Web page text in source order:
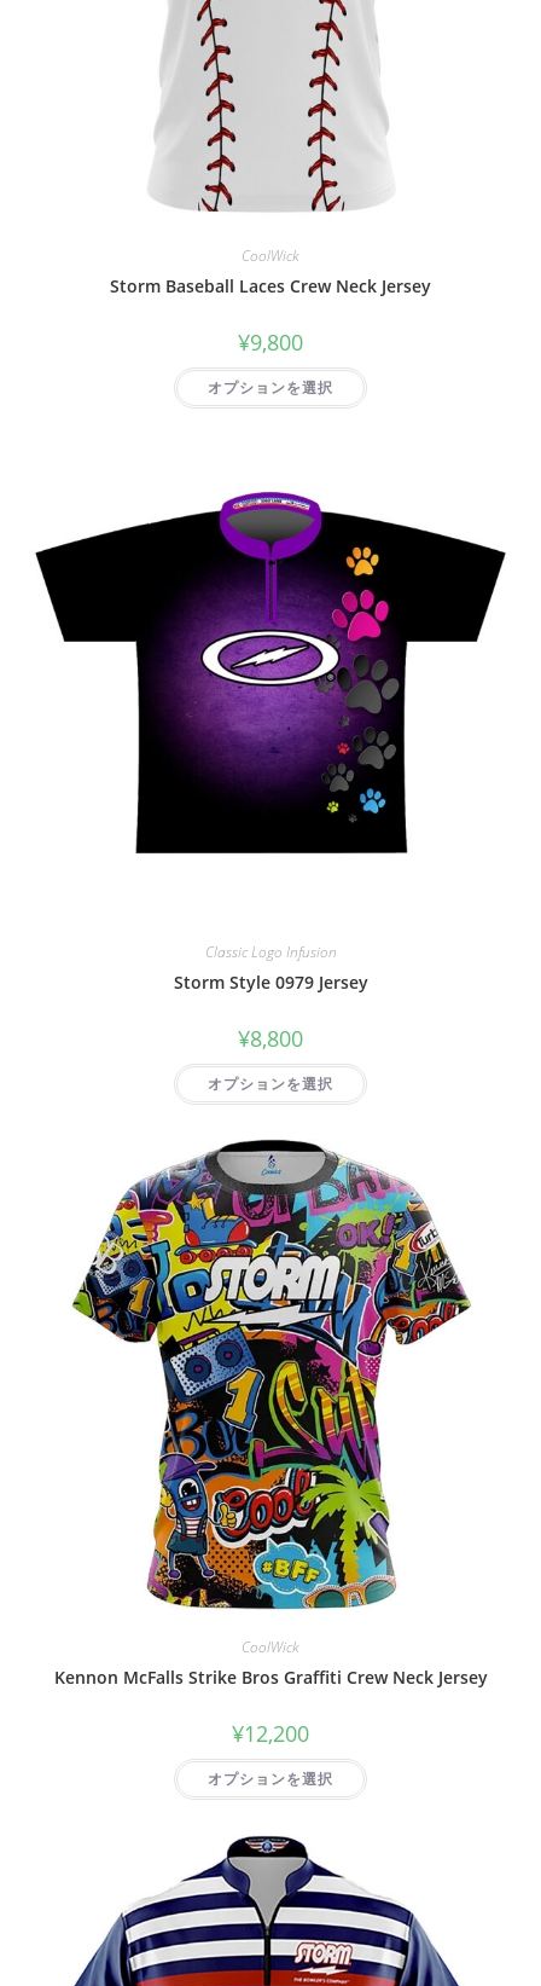
CoolWick
Storm Baseball Laces Crew Neck Jersey
¥9,800
オプションを選択
Classic Logo Infusion
Storm Style 0979 Jersey
¥8,800
オプションを選択
CoolWick
Kennon McFalls Strike Bros Graffiti Crew Neck Jersey
¥12,200
オプションを選択